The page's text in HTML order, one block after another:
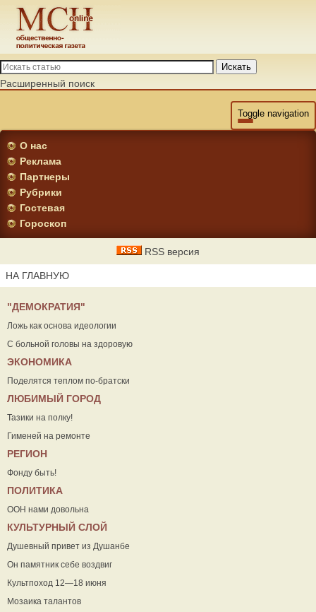
Искать
Расширенный поиск
Toggle navigation
О нас
Реклама
Партнеры
Рубрики
Гостевая
Гороскоп
RSS версия
НА ГЛАВНУЮ
"ДЕМОКРАТИЯ"
Ложь как основа идеологии
С больной головы на здоровую
ЭКОНОМИКА
Поделятся теплом по-братски
ЛЮБИМЫЙ ГОРОД
Тазики на полку!
Гименей на ремонте
РЕГИОН
Фонду быть!
ПОЛИТИКА
ООН нами довольна
КУЛЬТУРНЫЙ СЛОЙ
Душевный привет из Душанбе
Он памятник себе воздвиг
Культпоход 12—18 июня
Мозаика талантов